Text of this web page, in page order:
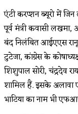
एंटी करप्शन ब्यूरो में
पूर्व मंत्री कवासी
बंद निलंबित आईएएस
टुटेजा, कांग्रेस के
शिशुपाल सोरी, चंद्रदेव
शामिल हैं. इसके अलावा
भाटिया का नाम भी